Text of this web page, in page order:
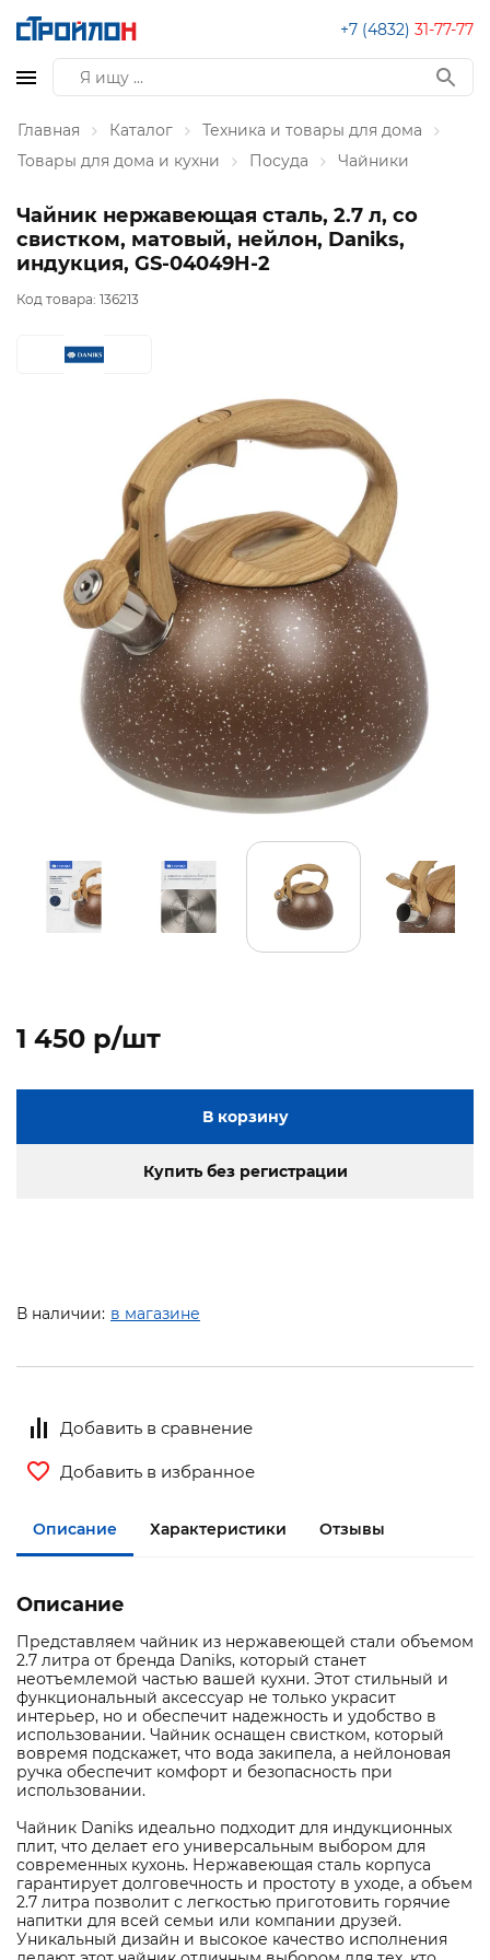
+7 (4832) 31-77-77
Главная Каталог
Техника и товары для дома
Товары для дома и кухни
Посуда Чайники
Чайник нержавеющая сталь, 2.7 л, со
свистком, матовый, нейлон, Daniks,
индукция, GS-04049H-2
Код товара: 136213
1 450 p/шт
В корзину
Купить без регистрации
В наличии: в магазине
Добавить в сравнение
Добавить в избранное
Описание Характеристики Отзывы
Описание
Представляем чайник из нержавеющей стали объемом
2.7 литра от бренда Daniks, который станет
неотъемлемой частью вашей кухни. Этот стильный и
функциональный аксессуар не только украсит
интерьер, но и обеспечит надежность и удобство в
использовании. Чайник оснащен свистком, который
вовремя подскажет, что вода закипела, а нейлоновая
ручка обеспечит комфорт и безопасность при
использовании.
Чайник Daniks идеально подходит для индукционных
плит, что делает его универсальным выбором для
современных кухонь. Нержавеющая сталь корпуса
гарантирует долговечность и простоту в уходе, а объем
2.7 литра позволит с легкостью приготовить горячие
напитки для всей семьи или компании друзей.
Уникальный дизайн и высокое качество исполнения